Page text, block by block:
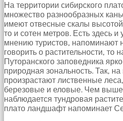
onu
izliyordum
fakat
benim
onu
izlediğimi
fark
etti
altyazılı
porno
Amı
cayır
На территории сибирского
множество разнообразных
имеют отвесные скалы высотой
то и сотен метров. Есть здесь и
мнению туристов, напоминают
говорить о растительности, то
Путоранского заповедника
природная зональность. Так,
произрастают лиственные
березовые и еловые. Чем
наблюдается тундровая
плато ландшафт напоминает